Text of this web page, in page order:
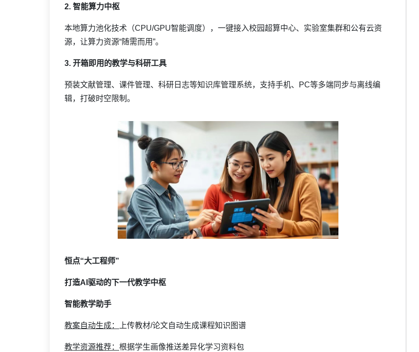
2. 智能算力中枢
本地算力池化技术（CPU/GPU智能调度），一键接入校园超算中心、实验室集群和公有云资
源，让算力资源“随需而用”。
3. 开箱即用的教学与科研工具
预装文献管理、课件管理、科研日志等知识库管理系统，支持手机、PC等多端同步与离线编
辑，打破时空限制。
恒点“大工程师”
打造AI驱动的下一代教学中枢
智能教学助手
教案自动生成： 上传教材/论文自动生成课程知识图谱
教学资源推荐： 根据学生画像推送差异化学习资料包